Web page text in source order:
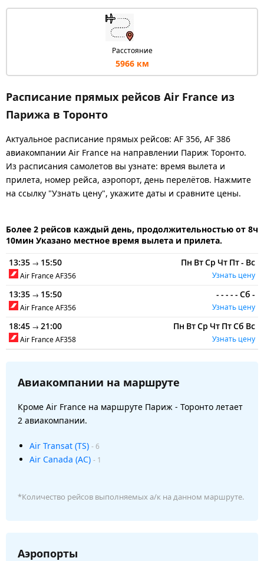
Расстояние
5966 км
Расписание прямых рейсов Air France из
Парижа в Торонто
Актуальное расписание прямых рейсов: AF 356, AF 386
авиакомпании Air France на направлении Париж Торонто.
Из расписания самолетов вы узнате: время вылета и
прилета, номер рейса, аэропорт, день перелётов. Нажмите
на ссылку "Узнать цену", укажите даты и сравните цены.
Более 2 рейсов каждый день, продолжительностью от 8ч
10мин Указано местное время вылета и прилета.
13:35 → 15:50
Air FranceAF356
Пн ВтСр Чт Пт- Вс
Узнать цену
13:35 → 15:50
Air FranceAF356
- - - - - Сб -
Узнать цену
18:45 → 21:00
Air FranceAF358
Пн ВтСр Чт ПтСб Вс
Узнать цену
Авиакомпании на маршруте
Кроме Air France на маршруте Париж - Торонто летает
2 авиакомпании.
Air Transat (TS) - 6
Air Canada (AC) - 1
*Количество рейсов выполняемых а/к на данном маршруте.
Аэропорты